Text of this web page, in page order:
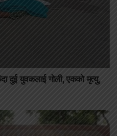
दुई युवकलाई गोली, एकको मृत्यु,